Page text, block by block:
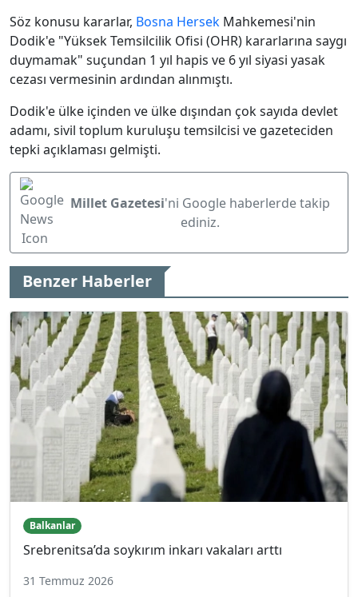
Söz konusu kararlar, Bosna Hersek Mahkemesi'nin
Dodik'e "Yüksek Temsilcilik Ofisi (OHR) kararlarına saygı
duymamak" suçundan 1 yıl hapis ve 6 yıl siyasi yasak
cezası vermesinin ardından alınmıştı.
Dodik'e ülke içinden ve ülke dışından çok sayıda devlet
adamı, sivil toplum kuruluşu temsilcisi ve gazeteciden
tepki açıklaması gelmişti.
Millet Gazetesi'ni Google haberlerde takip
ediniz.
Benzer Haberler
Balkanlar
Srebrenitsa’da soykırım inkarı vakaları arttı
31 Temmuz 2026